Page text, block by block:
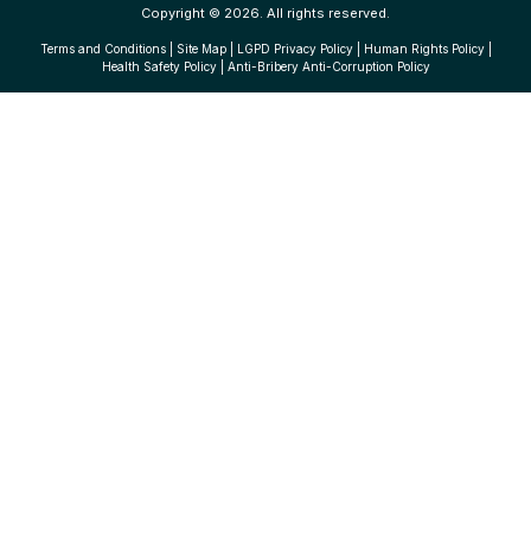
Copyright © 2026. All rights reserved.
Terms and Conditions| Site Map| LGPD Privacy Policy| Human Rights Policy|
Health Safety Policy| Anti-Bribery Anti-Corruption Policy